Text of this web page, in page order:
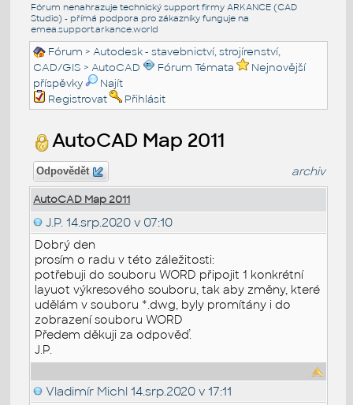
Fórum nenahrazuje technický support firmy ARKANCE (CAD
Studio) - přímá podpora pro zákazníky funguje na
emea.support.arkance.world
Fórum >Autodesk - stavebnictví, strojírenství,
CAD/GIS >AutoCAD Fórum Témata
Nejnovější
příspěvky
Najít
Registrovat
Přihlásit
AutoCAD Map 2011
Odpovědět archiv
AutoCAD Map 2011
J.P. 14.srp.2020 v 07:10
Dobrý den
prosím o radu v této záležitosti:
potřebuji do souboru WORD připojit 1 konkrétní
layuot výkresového souboru, tak aby změny, které
udělám v souboru *.dwg, byly promítány i do
zobrazení souboru WORD
Předem děkuji za odpověď.
J.P.
Vladimír Michl 14.srp.2020 v 17:11